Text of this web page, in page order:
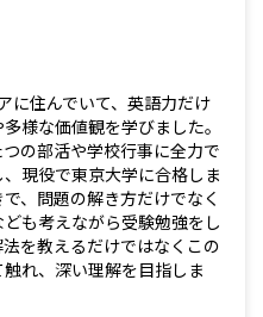
に住んでいて、英語力だけ
様な価値観を学びました。
の部活や学校行事に全力で
現役で東京大学に合格しま
、問題の解き方だけでなく
も考えながら受験勉強をし
を教えるだけではなくこの
れ、深い理解を目指しま